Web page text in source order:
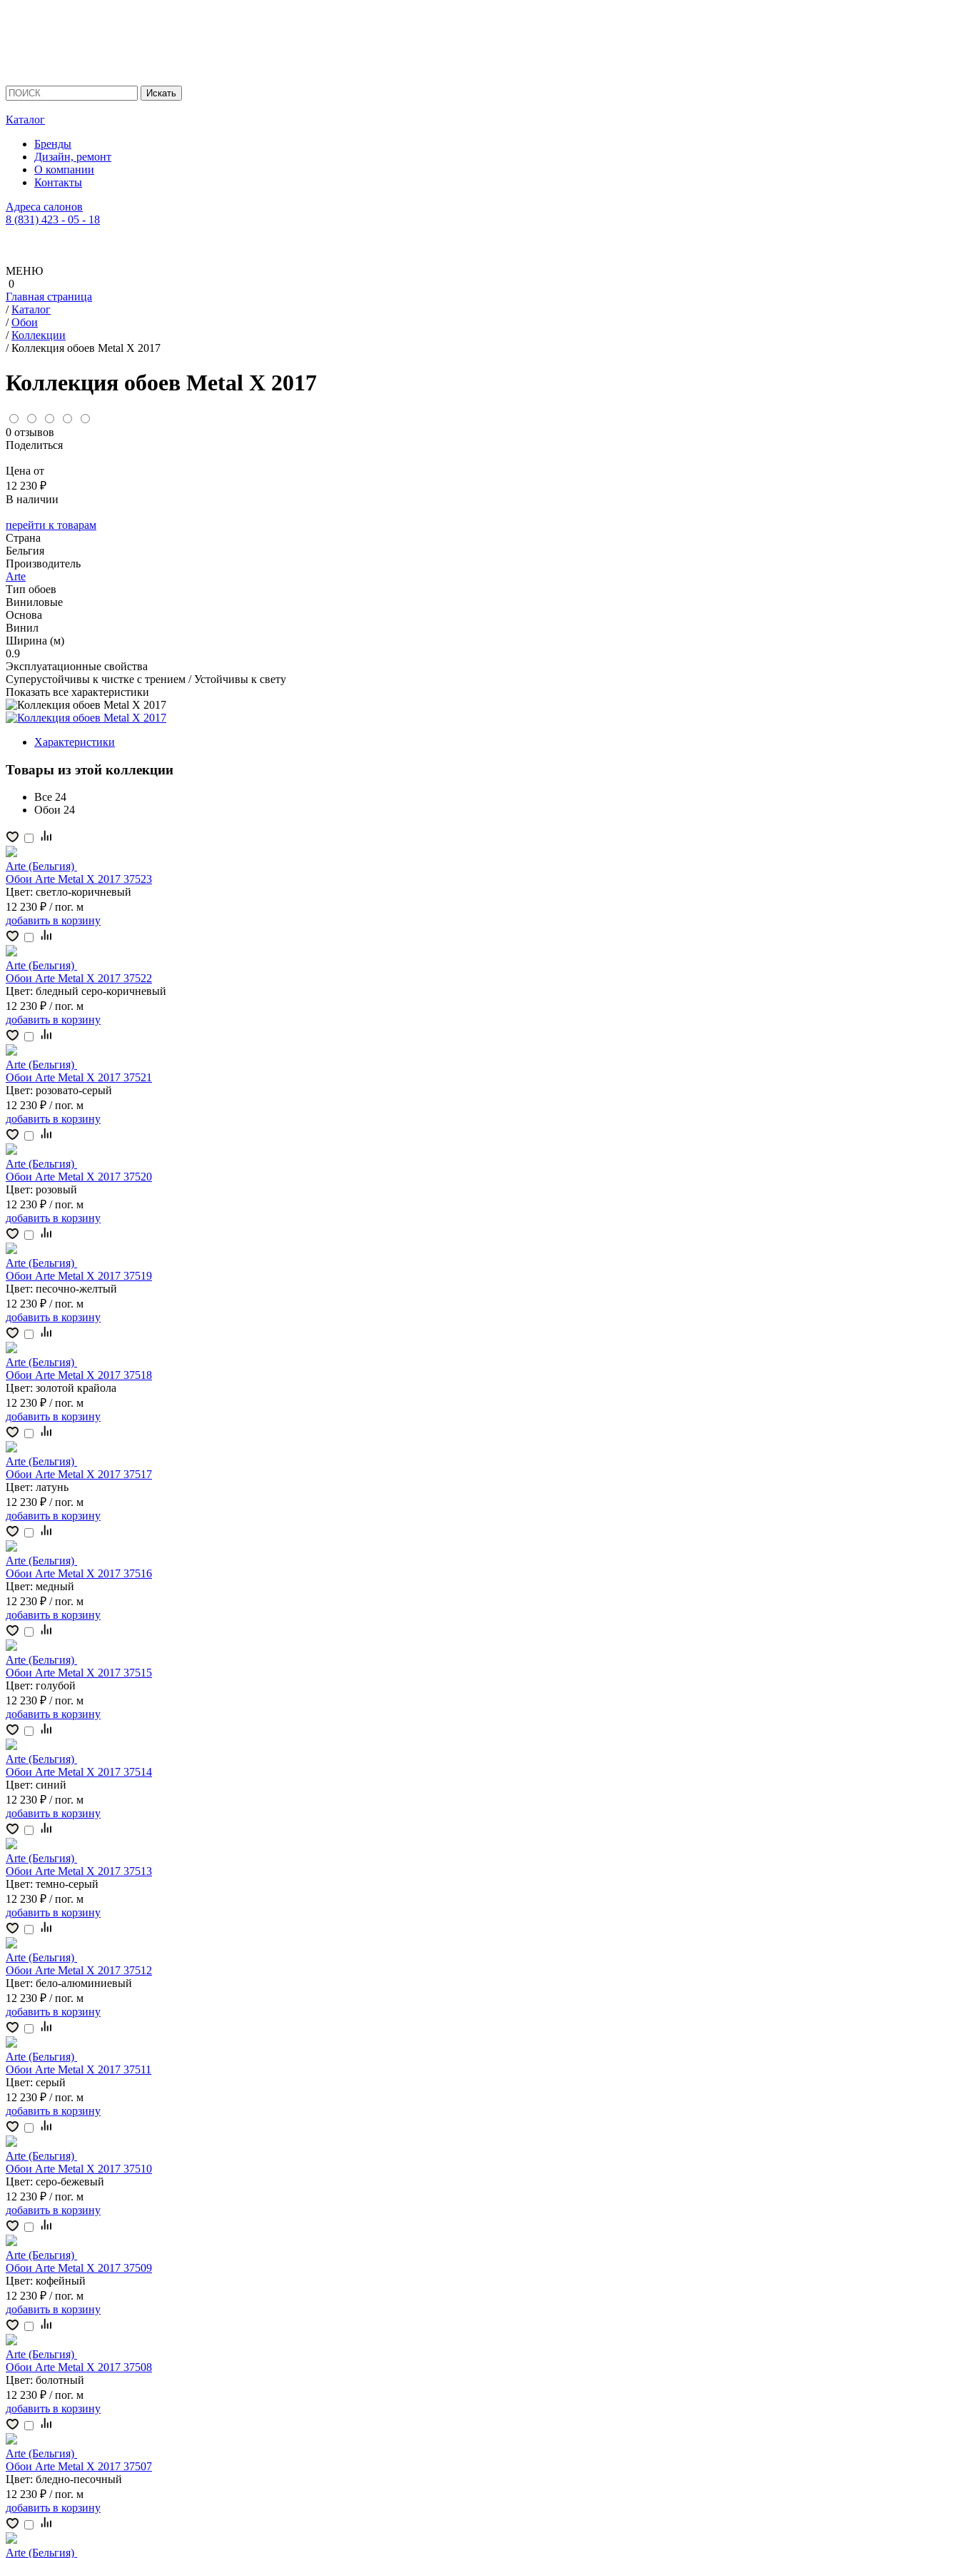
Каталог
Бренды
Дизайн, ремонт
О компании
Контакты
Адреса салонов
8 (831) 423 - 05 - 18
МЕНЮ
0
Главная страница
/ Каталог
/ Обои
/ Коллекции
/ Коллекция обоев Metal X 2017
Коллекция обоев Metal X 2017
0 отзывов
Поделиться
Цена от
12 230 ₽
В наличии
перейти к товарам
Страна
Бельгия
Производитель
Arte
Тип обоев
Виниловые
Основа
Винил
Ширина (м)
0.9
Эксплуатационные свойства
Суперустойчивы к чистке с трением / Устойчивы к свету
Показать все характеристики
Характеристики
Товары из этой коллекции
Все 24
Обои 24
Arte (Бельгия)
Обои Arte Metal X 2017 37523
Цвет: светло-коричневый
12 230 ₽ / пог. м
добавить в корзину
Arte (Бельгия)
Обои Arte Metal X 2017 37522
Цвет: бледный серо-коричневый
12 230 ₽ / пог. м
добавить в корзину
Arte (Бельгия)
Обои Arte Metal X 2017 37521
Цвет: розовато-серый
12 230 ₽ / пог. м
добавить в корзину
Arte (Бельгия)
Обои Arte Metal X 2017 37520
Цвет: розовый
12 230 ₽ / пог. м
добавить в корзину
Arte (Бельгия)
Обои Arte Metal X 2017 37519
Цвет: песочно-желтый
12 230 ₽ / пог. м
добавить в корзину
Arte (Бельгия)
Обои Arte Metal X 2017 37518
Цвет: золотой крайола
12 230 ₽ / пог. м
добавить в корзину
Arte (Бельгия)
Обои Arte Metal X 2017 37517
Цвет: латунь
12 230 ₽ / пог. м
добавить в корзину
Arte (Бельгия)
Обои Arte Metal X 2017 37516
Цвет: медный
12 230 ₽ / пог. м
добавить в корзину
Arte (Бельгия)
Обои Arte Metal X 2017 37515
Цвет: голубой
12 230 ₽ / пог. м
добавить в корзину
Arte (Бельгия)
Обои Arte Metal X 2017 37514
Цвет: синий
12 230 ₽ / пог. м
добавить в корзину
Arte (Бельгия)
Обои Arte Metal X 2017 37513
Цвет: темно-серый
12 230 ₽ / пог. м
добавить в корзину
Arte (Бельгия)
Обои Arte Metal X 2017 37512
Цвет: бело-алюминиевый
12 230 ₽ / пог. м
добавить в корзину
Arte (Бельгия)
Обои Arte Metal X 2017 37511
Цвет: серый
12 230 ₽ / пог. м
добавить в корзину
Arte (Бельгия)
Обои Arte Metal X 2017 37510
Цвет: серо-бежевый
12 230 ₽ / пог. м
добавить в корзину
Arte (Бельгия)
Обои Arte Metal X 2017 37509
Цвет: кофейный
12 230 ₽ / пог. м
добавить в корзину
Arte (Бельгия)
Обои Arte Metal X 2017 37508
Цвет: болотный
12 230 ₽ / пог. м
добавить в корзину
Arte (Бельгия)
Обои Arte Metal X 2017 37507
Цвет: бледно-песочный
12 230 ₽ / пог. м
добавить в корзину
Arte (Бельгия)